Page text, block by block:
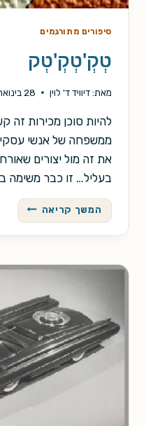
סיפורים מתורגמים
טְקְ'טְקְ'טְק
מאת:דיוויד ד' לוין 28 בינואר 2007
להיות סוכן מכירות זה
ממשפחה של אנשי
את זה מול יצורים
בעליל… זו כבר משימה
המשך קריאה טְקְ'טְקְ'טְק